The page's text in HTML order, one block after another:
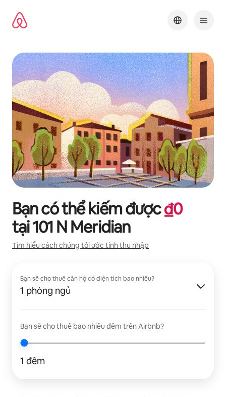
Bạn có thể kiếm được₫0
tại101 N Meridian
Tìm hiểu cách chúng tôi ước tính thu nhập
Bạn sẽ cho thuê căn hộ có diện tích bao nhiêu?
1 phòng ngủ
Bạn sẽ cho thuê bao nhiêu đêm trên Airbnb?
1 đêm